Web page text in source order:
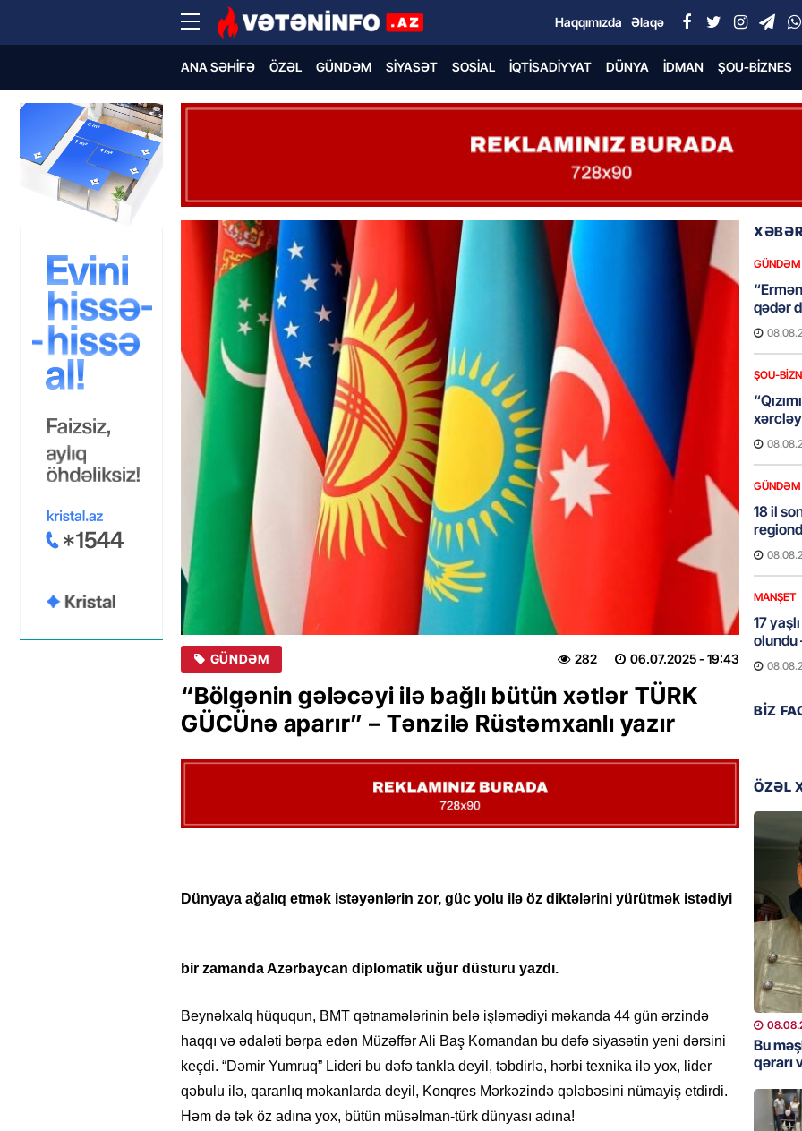
Haqqımızda Əlaqə
ANA SƏHIFƏ ÖZƏL GÜNDƏM SIYASƏT SOSIAL İQTISADIYYAT DÜNYA İDMAN ŞOU-BIZNES
GÜNDƏM 06.07.2025- 19:43
282
“Bölgənin gələcəyi ilə bağlı bütün xətlər TÜRK
GÜCÜnə aparır” – Tənzilə Rüstəmxanlı yazır
Dünyaya ağalıq etmək istəyənlərin zor, güc yolu ilə öz diktələrini yürütmək istədiyi
bir zamanda Azərbaycan diplomatik uğur düsturu yazdı.
Beynəlxalq hüququn, BMT qətnamələrinin belə işləmədiyi məkanda 44 gün ərzində
haqqı və ədaləti bərpa edən Müzəffər Ali Baş Komandan bu dəfə siyasətin yeni dərsini
keçdi. “Dəmir Yumruq” Lideri bu dəfə tankla deyil, təbdirlə, hərbi texnika ilə yox, lider
qəbulu ilə, qaranlıq məkanlarda deyil, Konqres Mərkəzində qələbəsini nümayiş etdirdi.
Həm də tək öz adına yox, bütün müsəlman-türk dünyası adına!
GÜNDƏM
qədər
ŞOU-
GÜNDƏM
18 il
MANŞET
17
olundu
BANNER
GÜNDƏM
həkim
MANŞET
şikayət
işıq?
Hərbi
BIZ
ÖZƏL
Bu
qərarı